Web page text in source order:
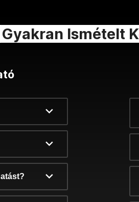
Gyakran Ismételt